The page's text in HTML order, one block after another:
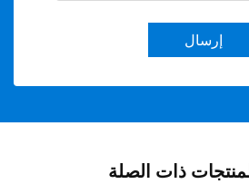
إرسال
ذات الصلة